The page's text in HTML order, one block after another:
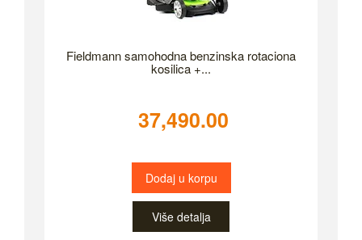
Fieldmann samohodna benzinska rotaciona
kosilica +...
37,490.00
Dodaj u korpu
Više detalja